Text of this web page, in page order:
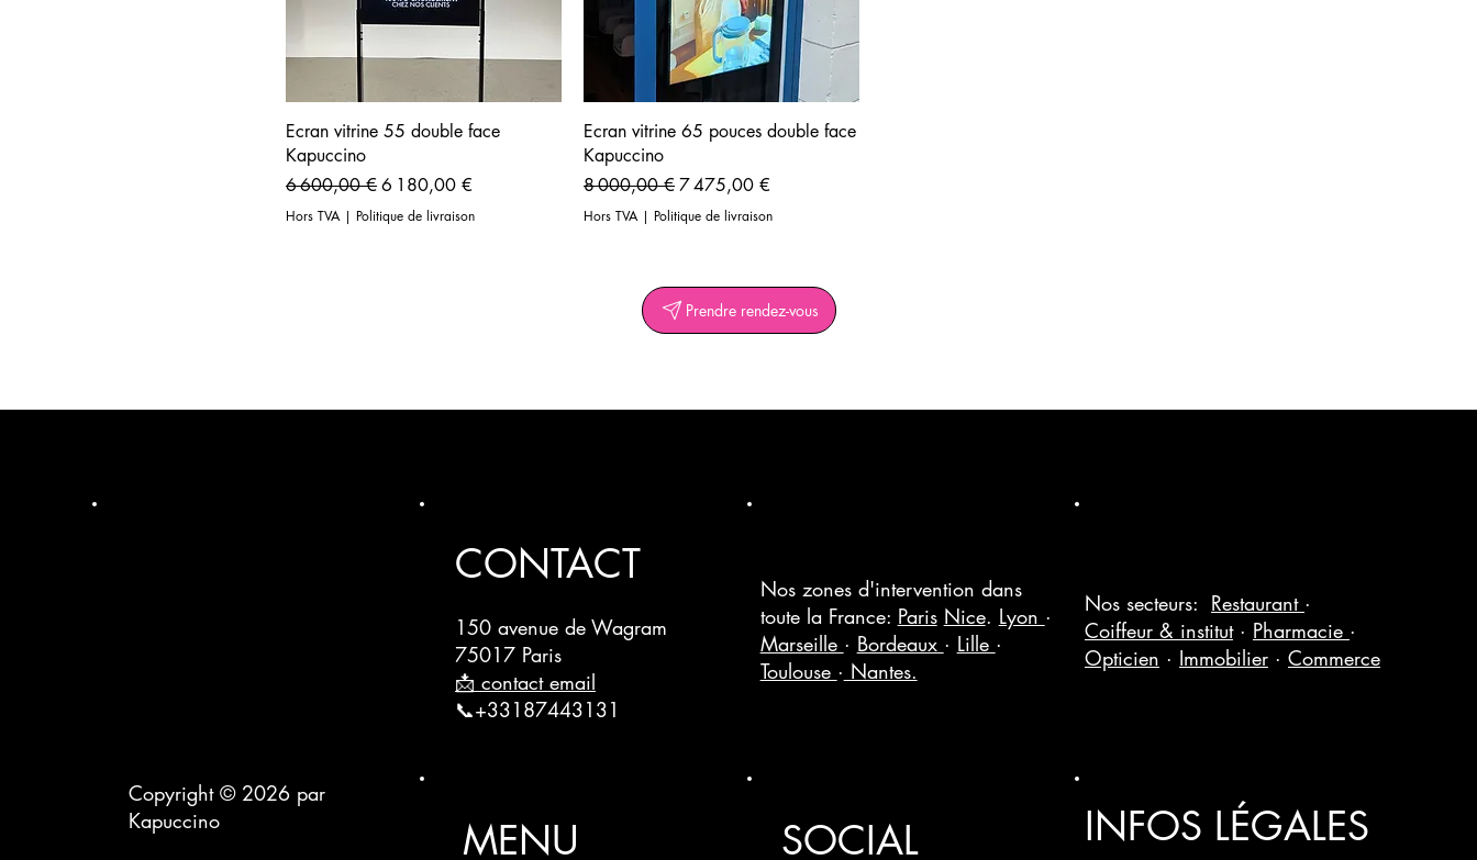
Ecran vitrine 55 double face
Kapuccino
Prix original
6 600,00 €Prix promotionnel
6 180,00 €
Hors TVA| Politique de livraison
Ecran vitrine 65 pouces double face
Kapuccino
Prix original
8 000,00 €Prix promotionnel
7 475,00 €
Hors TVA| Politique de livraison
Prendre rendez-vous
Copyright © 2026 par
Kapuccino
CONTACT
150 avenue de Wagram
75017 Paris
📩 contact email
📞+33187443131
Nos zones d'intervention dans
toute la France: Paris Nice. Lyon ·
Marseille · Bordeaux · Lille ·
Toulouse · Nantes.
Nos secteurs: Restaurant ·
Coiffeur & institut · Pharmacie ·
Opticien · Immobilier· Commerce
MENU SOCIAL INFOS LÉGALES